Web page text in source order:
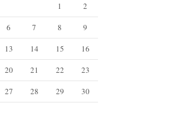
1
2
6 7 8
9
13 14 15
16
20 21 22
23
27 28 29
30